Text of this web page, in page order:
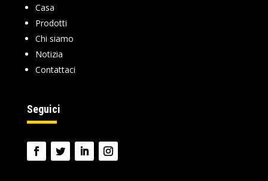
Casa
Prodotti
Chi siamo
Notizia
Contattaci
Seguici